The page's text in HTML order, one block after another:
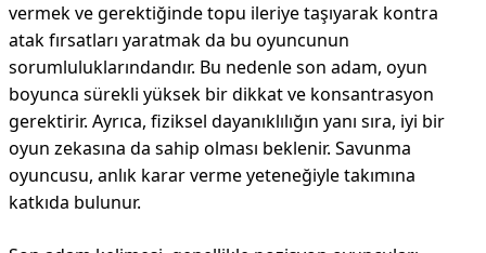
vermek ve gerektiğinde topu ileriye taşıyarak kontra
atak fırsatları yaratmak da bu oyuncunun
sorumluluklarındandır. Bu nedenle son adam, oyun
boyunca sürekli yüksek bir dikkat ve konsantrasyon
gerektirir. Ayrıca, fiziksel dayanıklılığın yanı sıra, iyi bir
oyun zekasına da sahip olması beklenir. Savunma
oyuncusu, anlık karar verme yeteneğiyle takımına
katkıda bulunur.